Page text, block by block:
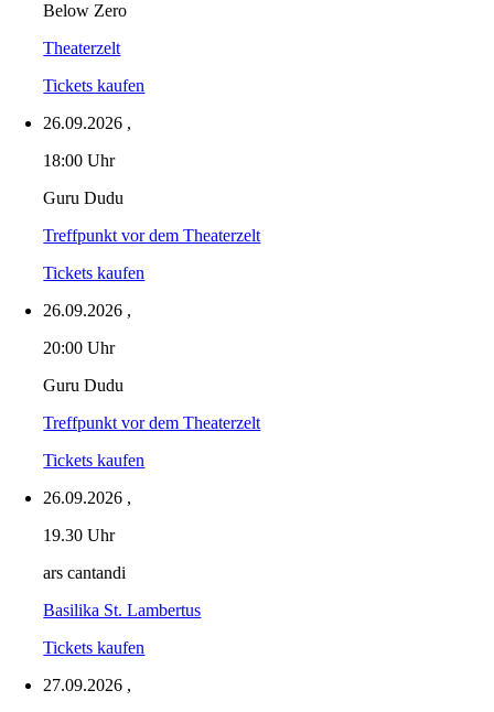
Below Zero
Theaterzelt
Tickets kaufen
26.09.2026 ,
18:00 Uhr
Guru Dudu
Treffpunkt vor dem Theaterzelt
Tickets kaufen
26.09.2026 ,
20:00 Uhr
Guru Dudu
Treffpunkt vor dem Theaterzelt
Tickets kaufen
26.09.2026 ,
19.30 Uhr
ars cantandi
Basilika St. Lambertus
Tickets kaufen
27.09.2026 ,